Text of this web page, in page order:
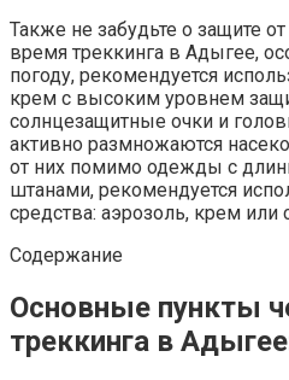
Также не забудьте о защите
время треккинга в Адыгее,
погоду, рекомендуется
крем с высоким уровнем
солнцезащитные очки и
активно размножаются
от них помимо одежды с
штанами, рекомендуется
средства: аэрозоль, крем или
Содержание
Основные пункты
треккинга в